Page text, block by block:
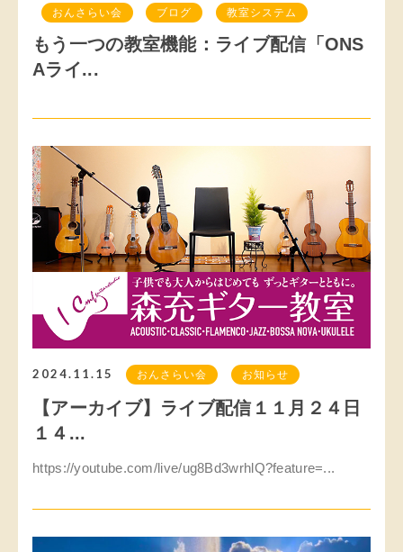
おんさらい会 ブログ 教室システム
もう一つの教室機能：ライブ配信「ONS
Aライ...
2024.11.15 おんさらい会 お知らせ
【アーカイブ】ライブ配信１１月２４日
１４...
https://youtube.com/live/ug8Bd3wrhlQ?feature=...